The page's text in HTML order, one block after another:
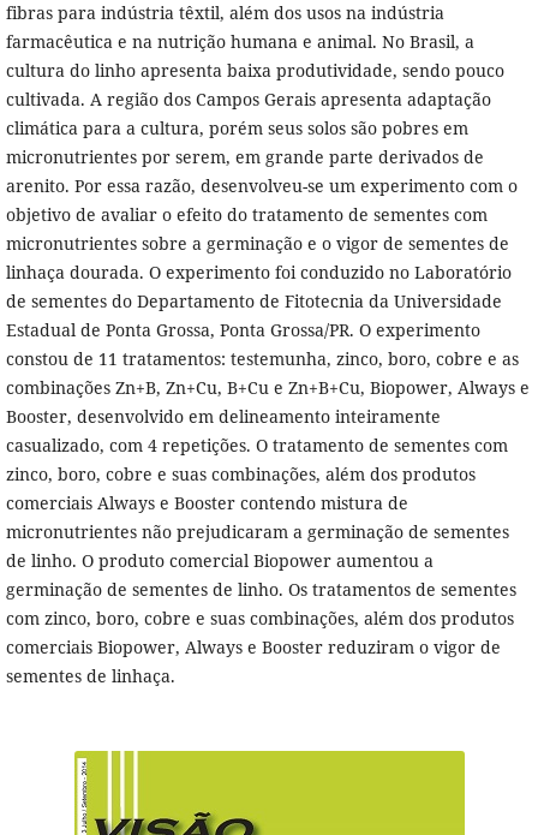
fibras para indústria têxtil, além dos usos na indústria
farmacêutica e na nutrição humana e animal. No Brasil, a
cultura do linho apresenta baixa produtividade, sendo pouco
cultivada. A região dos Campos Gerais apresenta adaptação
climática para a cultura, porém seus solos são pobres em
micronutrientes por serem, em grande parte derivados de
arenito. Por essa razão, desenvolveu-se um experimento com o
objetivo de avaliar o efeito do tratamento de sementes com
micronutrientes sobre a germinação e o vigor de sementes de
linhaça dourada. O experimento foi conduzido no Laboratório
de sementes do Departamento de Fitotecnia da Universidade
Estadual de Ponta Grossa, Ponta Grossa/PR. O experimento
constou de 11 tratamentos: testemunha, zinco, boro, cobre e as
combinações Zn+B, Zn+Cu, B+Cu e Zn+B+Cu, Biopower, Always e
Booster, desenvolvido em delineamento inteiramente
casualizado, com 4 repetições. O tratamento de sementes com
zinco, boro, cobre e suas combinações, além dos produtos
comerciais Always e Booster contendo mistura de
micronutrientes não prejudicaram a germinação de sementes
de linho. O produto comercial Biopower aumentou a
germinação de sementes de linho. Os tratamentos de sementes
com zinco, boro, cobre e suas combinações, além dos produtos
comerciais Biopower, Always e Booster reduziram o vigor de
sementes de linhaça.